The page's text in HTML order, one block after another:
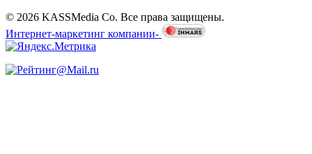
© 2026 KASSMedia Co. Все права защищены.
Интернет-маркетинг компании-